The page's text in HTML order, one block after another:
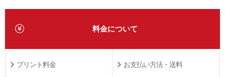
料金について
プリント料金 お支払い方法・送料